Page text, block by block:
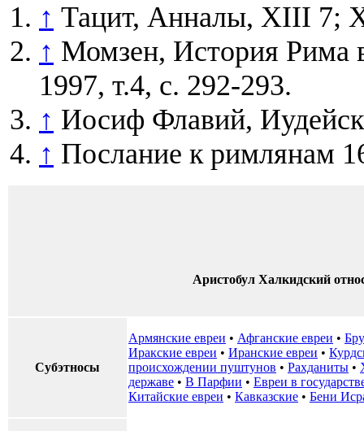
↑ Тацит, Анналы, XIII 7;
↑ Момзен, История Рима
1997, т.4, с. 292-293.
↑ Иосиф Флавий,
↑ Послание к римлянам
Аристобул Халкидский
Субэтносы
Армянские евреи • Афганские евреи •
Иракские евреи • Иранские евреи •
происхождении пуштунов • Рахданиты •
державе • В Парфии • Евреи в
Китайские евреи • Кавказские • Бени